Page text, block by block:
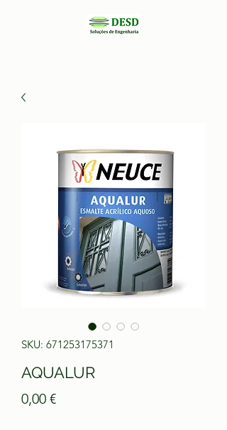
SKU: 671253175371
AQUALUR
0,00 €Preço